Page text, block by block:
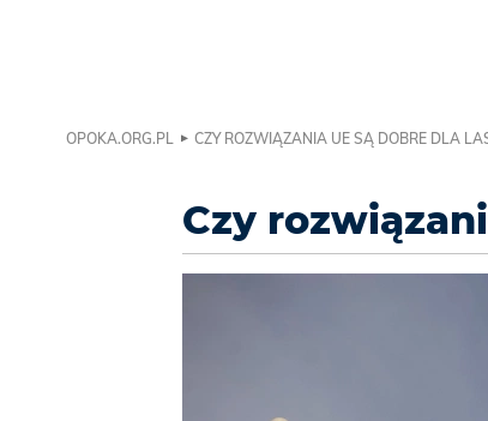
OPOKA.ORG.PL CZY ROZWIĄZANIA UE SĄ DOBRE DLA
Czy